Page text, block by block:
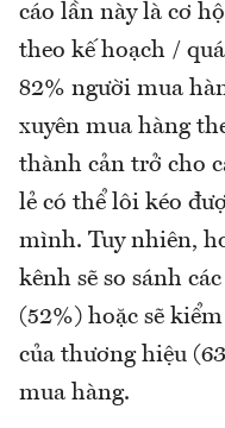
cáo lần này là cơ
theo kế hoạch /
82% người mua
xuyên mua hàng
thành cản trở cho
lẻ có thể lôi kéo
mình. Tuy nhiên,
kênh sẽ so sánh
(52%) hoặc sẽ
của thương hiệu
mua hàng.